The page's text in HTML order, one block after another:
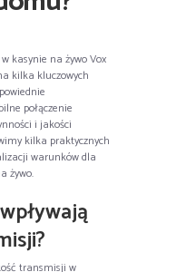
kasynie na żywo Vox
kilka kluczowych
połączenie
i jakości
kilka praktycznych
warunków dla
żywo.
transmisji w